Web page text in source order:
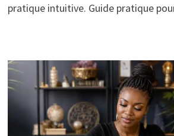
pratique intuitive. Guide pratique